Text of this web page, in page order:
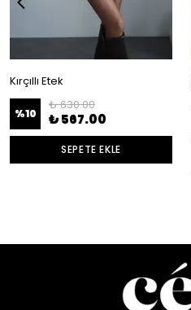
Kırçıllı Etek
%10
₺ 630.00
₺ 567.00
SEPETE EKLE